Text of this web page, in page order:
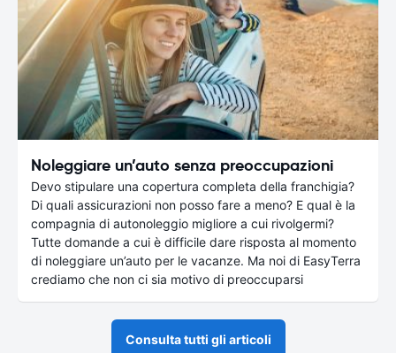
Noleggiare un’auto senza preoccupazioni
Devo stipulare una copertura completa della franchigia?
Di quali assicurazioni non posso fare a meno? E qual è la
compagnia di autonoleggio migliore a cui rivolgermi?
Tutte domande a cui è difficile dare risposta al momento
di noleggiare un’auto per le vacanze. Ma noi di EasyTerra
crediamo che non ci sia motivo di preoccuparsi
Consulta tutti gli articoli